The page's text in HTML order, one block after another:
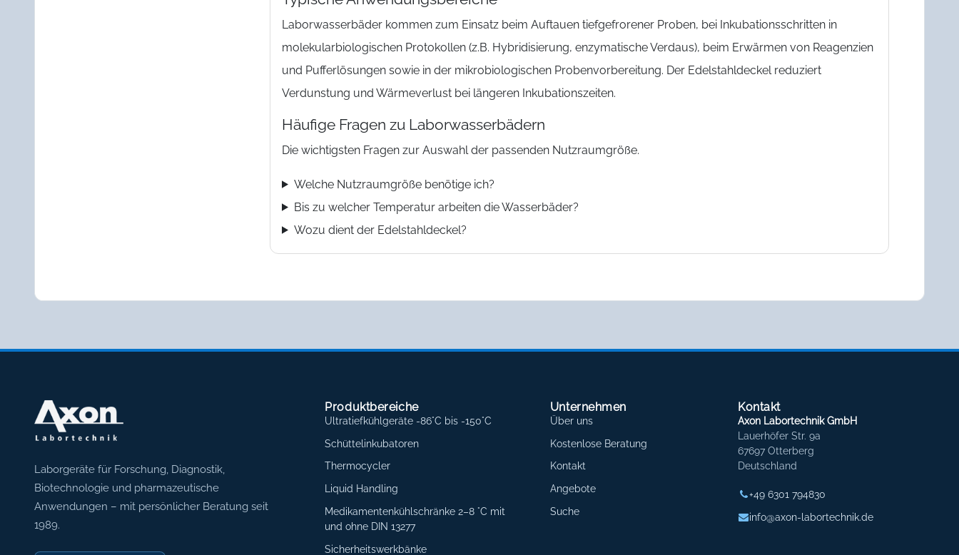
Laborwasserbäder kommen zum Einsatz beim Auftauen tiefgefrorener Proben, bei Inkubationsschritten in
molekularbiologischen Protokollen (z.B. Hybridisierung, enzymatische Verdaus), beim Erwärmen von Reagenzien
und Pufferlösungen sowie in der mikrobiologischen Probenvorbereitung. Der Edelstahldeckel reduziert
Verdunstung und Wärmeverlust bei längeren Inkubationszeiten.
Häufige Fragen zu Laborwasserbädern
Die wichtigsten Fragen zur Auswahl der passenden Nutzraumgröße.
Welche Nutzraumgröße benötige ich?
Bis zu welcher Temperatur arbeiten die Wasserbäder?
Wozu dient der Edelstahldeckel?
Axon Labortechnik
Laborgeräte für Forschung, Diagnostik,
Biotechnologie und pharmazeutische
Anwendungen – mit persönlicher Beratung seit
1989.
Produktbereiche
Ultratiefkühlgeräte -86°C bis -150°C
Schüttelinkubatoren
Thermocycler
Liquid Handling
Medikamentenkühlschränke 2–8 °C mit
und ohne DIN 13277
Sicherheitswerkbänke
Unternehmen
Über uns
Kostenlose Beratung
Kontakt
Angebote
Suche
Kontakt
Axon Labortechnik GmbH
Lauerhöfer Str. 9a
67697 Otterberg
Deutschland
+49 6301 794830
info@axon-labortechnik.de